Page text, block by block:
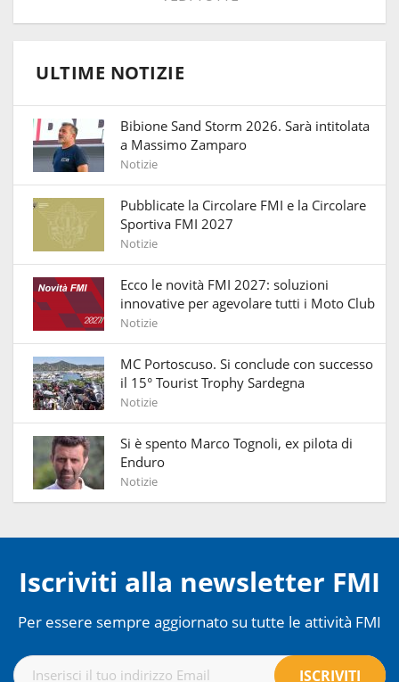
ULTIME NOTIZIE
Bibione Sand Storm 2026. Sarà intitolata
a Massimo Zamparo
Notizie
Pubblicate la Circolare FMI e la Circolare
Sportiva FMI 2027
Notizie
Ecco le novità FMI 2027: soluzioni
innovative per agevolare tutti i Moto Club
Notizie
MC Portoscuso. Si conclude con successo
il 15° Tourist Trophy Sardegna
Notizie
Si è spento Marco Tognoli, ex pilota di
Enduro
Notizie
Iscriviti alla newsletter FMI
Per essere sempre aggiornato su tutte le attività FMI